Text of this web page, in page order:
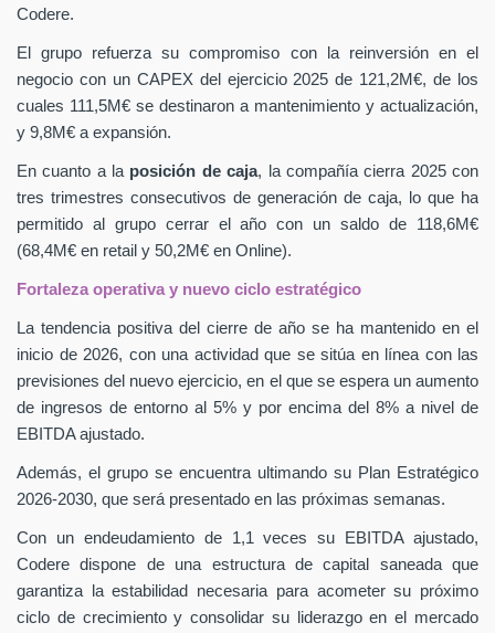
Codere.
El grupo refuerza su compromiso con la reinversión en el
negocio con un CAPEX del ejercicio 2025 de 121,2M€, de los
cuales 111,5M€ se destinaron a mantenimiento y actualización,
y 9,8M€ a expansión.
En cuanto a la posición de caja, la compañía cierra 2025 con
tres trimestres consecutivos de generación de caja, lo que ha
permitido al grupo cerrar el año con un saldo de 118,6M€
(68,4M€ en retail y 50,2M€ en Online).
Fortaleza operativa y nuevo ciclo estratégico
La tendencia positiva del cierre de año se ha mantenido en el
inicio de 2026, con una actividad que se sitúa en línea con las
previsiones del nuevo ejercicio, en el que se espera un aumento
de ingresos de entorno al 5% y por encima del 8% a nivel de
EBITDA ajustado.
Además, el grupo se encuentra ultimando su Plan Estratégico
2026-2030, que será presentado en las próximas semanas.
Con un endeudamiento de 1,1 veces su EBITDA ajustado,
Codere dispone de una estructura de capital saneada que
garantiza la estabilidad necesaria para acometer su próximo
ciclo de crecimiento y consolidar su liderazgo en el mercado